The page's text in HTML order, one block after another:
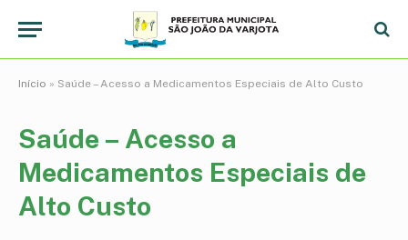
Início » Saúde – Acesso a Medicamentos Especiais de Alto Custo
Saúde – Acesso a
Medicamentos Especiais de
Alto Custo